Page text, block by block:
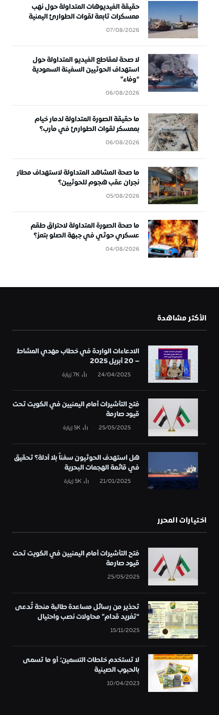
حقيقة الفيديوهات المتداولة حول نهب
معسكرات تابعة لقوات الطوارئ اليمنية
07/08/2026
لا صحة لمقاطع الفيديو المتداولة حول
استهداف الحوثيين السفينة السعودية
“وفاء”
06/08/2026
ما حقيقة الصورة المتداولة لدمار خيام
بمعسكر لقوات الطوارئ في مأرب؟
06/08/2026
ما صحة المشاهد المتداولة لاستهداف مطار
نجران عقب هجوم للحوثيين؟
05/08/2026
ما صحة الصورة المتداولة لاحتراق طقم
عسكري حوثي في جبهة الصلو بتعز؟
04/08/2026
الأكثر مشاهدة
الادعاءات الواردة في خطاب مهدي المشاط
– 20 أبريل 2025
24/04/2025
7Kزيارة
فتح التأشيرات أمام اليمنيين في الكويت تحت
قيود صارمة
25/05/2025
5Kزيارة
هل استهدف الحوثيون سفناً بلا أدلة؟ تحقيق
في قائمة الهجمات البحرية
21/01/2025
5Kزيارة
اختيارات المحرر
فتح التأشيرات أمام اليمنيين في الكويت تحت
قيود صارمة
25/05/2025
تحذير من رسائل مساعدة طالبة منحة تُدعى
“تغريد قدام” محاولات نصب واحتيال
15/11/2025
لا تستخدم خلطات التسمين؛ أو ما تسمى
بالحبوب الصينية
10/04/2023